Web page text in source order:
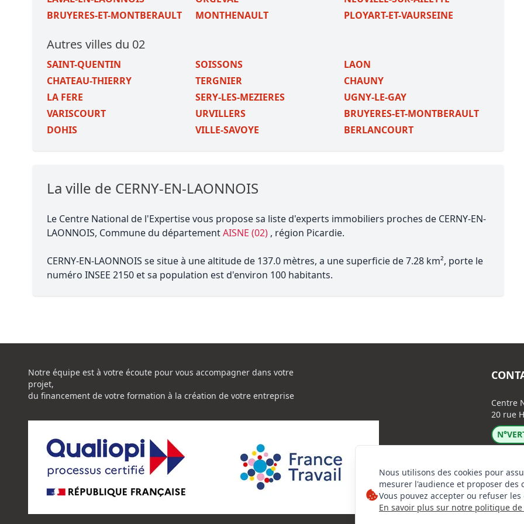
BRUYERES-ET-MONTBERAULT
MONTHENAULT PLOYART-ET-VAURSEINE
Autres villes du 02
SAINT-QUENTIN SOISSONS
LAON
CHATEAU-THIERRY
TERGNIER
CHAUNY
LA FERE
SERY-LES-MEZIERES
UGNY-LE-GAY
VARISCOURT
URVILLERS
BRUYERES-ET-MONTBERAULT
DOHIS
VILLE-SAVOYE BERLANCOURT
La ville de CERNY-EN-LAONNOIS
Le Centre National de l'Expertise vous propose sa liste d'experts immobiliers proches de CERNY-EN-
LAONNOIS, Commune du départementAISNE (02) , région Picardie.
CERNY-EN-LAONNOIS se situe à une altitude de 137.0 mètres, a une superficie de 7.28 km², porte le
numéro INSEE 2150 et sa population est d'environ 100 habitants.
Nous utilisons des cookies pour
mesurer l'audience et proposer des
Vous pouvez accepter ou refuser
En savoir plus sur notre politique
Notre équipe est à votre écoute pour vous accompagner dans votre
projet,
du financement de votre formation à la création de votre entreprise
Centre
20 rue